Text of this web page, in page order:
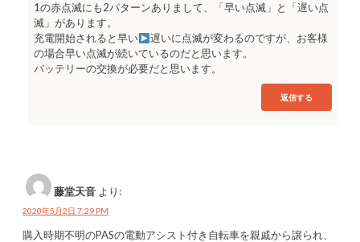
1の赤点滅にも2パターンありまして、「早い点滅」と「遅い点
滅」があります。
充電開始されると早い
遅いに点滅が変わるのですが、お客様
の場合早い点滅が続いているのだと思います。
バッテリーの交換が必要だと思います。
返信する
藤堂天音 より:
2020年5月2日 7:29 PM
購入時期不明のPASの電動アシスト付き自転車を親戚から譲られ、